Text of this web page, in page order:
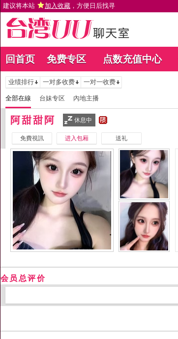
建议将本站 加入收藏 ，方便日后找寻
回首页 免费专区 点数充值中心
业绩排行 一对多收费 一对一收费
全部在線 台妹专区 內地主播
阿甜甜阿 休息中
免費視訊 进入包厢 送礼
会员总评价